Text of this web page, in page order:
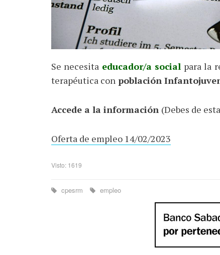
Se necesita educador/a social para la
terapéutica con población
Accede a la información (Debes de
Oferta de empleo 14/02/2023
Visto: 1619
cpesrm empleo